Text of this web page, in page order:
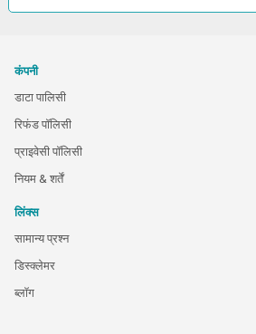
कंपनी
डाटा पालिसी
रिफंड पॉलिसी
प्राइवेसी पॉलिसी
नियम & शर्तें
लिंक्स
सामान्य प्रश्न
डिस्क्लेमर
ब्लॉग